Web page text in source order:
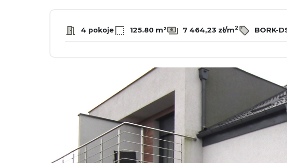
4 pokoje 125.80 m² 7 464,23 zł/m2 BORK-